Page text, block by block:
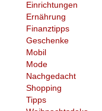
Einrichtungen
Ernährung
Finanztipps
Geschenke
Mobil
Mode
Nachgedacht
Shopping
Tipps